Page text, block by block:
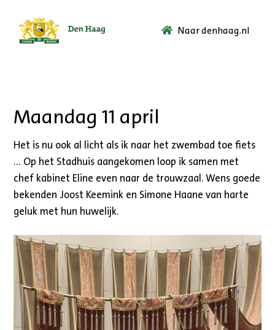
Ga
Naar denhaag.nl
Maandag 11 april
Het is nu ook al licht als ik naar het zwembad toe fiets
… Op het Stadhuis aangekomen loop ik samen met
chef kabinet Eline even naar de trouwzaal. Wens goede
bekenden Joost Keemink en Simone Haane van harte
geluk met hun huwelijk.